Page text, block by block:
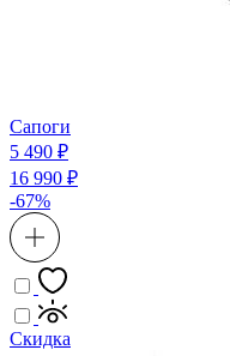
Сапоги
5 490 ₽
16 990 ₽
-67%
Скидка